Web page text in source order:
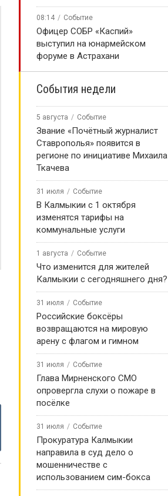
08:14 Событие
Офицер СОБР «Каспий»
выступил на юнармейском
форуме в Астрахани
События недели
5 августа Событие
Звание «Почётный журналист
Ставрополья» появится в
регионе по инициативе Михаила
Ткачева
31 июля Событие
В Калмыкии с 1 октября
изменятся тарифы на
коммунальные услуги
1 августа Событие
Что изменится для жителей
Калмыкии с сегодняшнего дня?
31 июля Событие
Российские боксёры
возвращаются на мировую
арену с флагом и гимном
31 июля Событие
Глава Мирненского СМО
опровергла слухи о пожаре в
посёлке
31 июля Событие
Прокуратура Калмыкии
направила в суд дело о
мошенничестве с
использованием сим-бокса